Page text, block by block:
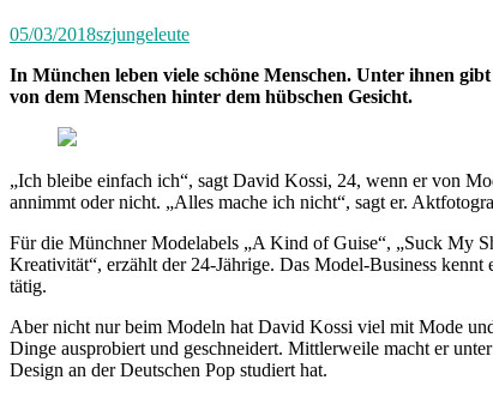
05/03/2018szjungeleute
In München leben viele schöne Menschen. Unter ihnen
von dem Menschen hinter dem hübschen Gesicht.
„Ich bleibe einfach ich“, sagt David Kossi, 24, wenn er von
annimmt oder nicht. „Alles mache ich nicht“, sagt er.
Für die Münchner Modelabels „A Kind of Guise“, „Suck My
Kreativität“, erzählt der 24-Jährige. Das Model-Business
tätig.
Aber nicht nur beim Modeln hat David Kossi viel mit Mode
Dinge ausprobiert und geschneidert. Mittlerweile macht er
Design an der Deutschen Pop studiert hat.